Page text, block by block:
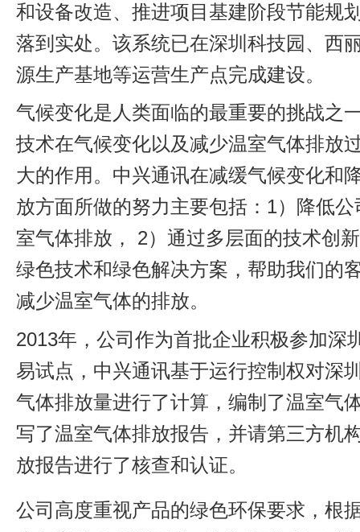
和设备改造、推进项目基建阶段节能规
落到实处。该系统已在深圳科技园、西
源生产基地等运营生产点完成建设。
气候变化是人类面临的最重要的挑战之
技术在气候变化以及减少温室气体排放
大的作用。中兴通讯在减缓气候变化和
放方面所做的努力主要包括：1）降低
室气体排放， 2）通过多层面的技术创
绿色技术和绿色解决方案，帮助我们的
减少温室气体的排放。
2013年，公司作为首批企业积极参加深
易试点，中兴通讯基于运行控制权对深
气体排放量进行了计算，编制了温室气
写了温室气体排放报告，并请第三方机
放报告进行了核查和认证。
公司高度重视产品的绿色环保要求，根